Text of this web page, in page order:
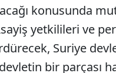
konusunda
yetkilileri ve
Suriye
bir parçası